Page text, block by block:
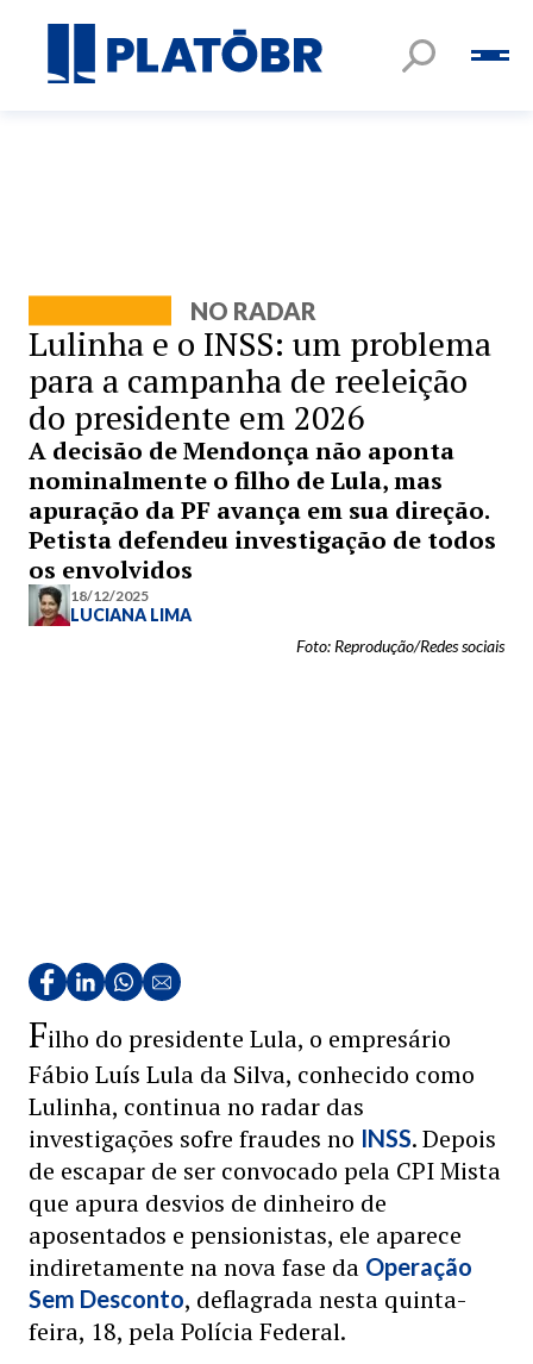
NO RADAR
Lulinha e o INSS: um problema
para a campanha de reeleição
do presidente em 2026
A decisão de Mendonça não aponta
nominalmente o filho de Lula, mas
apuração da PF avança em sua direção.
Petista defendeu investigação de todos
os envolvidos
18/12/2025
LUCIANA LIMA
Foto: Reprodução/Redes sociais
Filho do presidente Lula, o empresário
Fábio Luís Lula da Silva, conhecido como
Lulinha, continua no radar das
investigações sofre fraudes no INSS. Depois
de escapar de ser convocado pela CPI Mista
que apura desvios de dinheiro de
aposentados e pensionistas, ele aparece
indiretamente na nova fase da Operação
Sem Desconto, deflagrada nesta quinta-
feira, 18, pela Polícia Federal.